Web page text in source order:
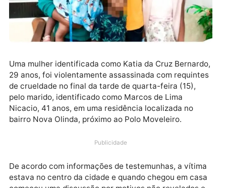
Uma mulher identificada como Katia da Cruz
de crueldade no final da tarde de quarta-feira (15),
Nicacio, 41 anos, em uma residência localizada no
bairro Nova Olinda, próximo ao Polo Moveleiro.